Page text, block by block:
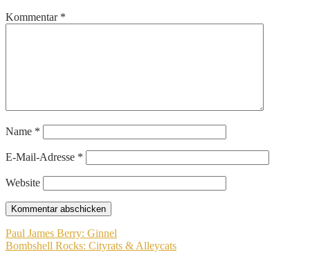
Kommentar *
Name *
E-Mail-Adresse *
Website
Beitragsnavigation
Paul James Berry: Ginnel
Bombshell Rocks: Cityrats & Alleycats